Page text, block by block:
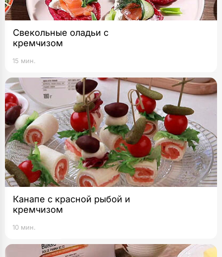
Свекольные оладьи с
кремчизом
15 мин.
Канапе с красной рыбой и
кремчизом
10 мин.